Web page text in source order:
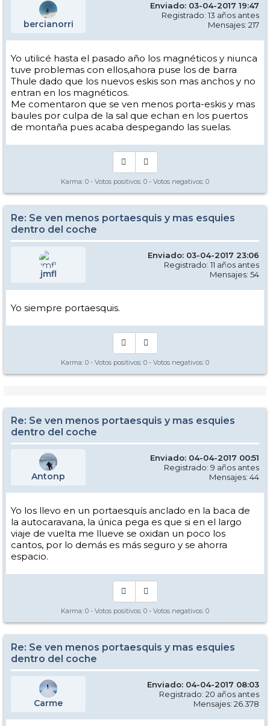
bercianorri
Enviado: 03-04-2017 19:47
Registrado: 13 años antes
Mensajes: 217
Yo utilicé hasta el pasado año los magnéticos y niunca
tuve problemas con ellos,ahora puse los de barra
Thule dado que los nuevos eskis son mas anchos y no
entran en los magnéticos.
Me comentaron que se ven menos porta-eskis y mas
baules por culpa de la sal que echan en los puertos
de montaña pues acaba despegando las suelas.
Karma: 0 - Votos positivos: 0 - Votos negativos: 0
Re: Se ven menos portaesquis y mas esquies
dentro del coche
jmfl
Enviado: 03-04-2017 23:06
Registrado: 11 años antes
Mensajes: 54
Yo siempre portaesquis.
Karma: 0 - Votos positivos: 0 - Votos negativos: 0
Re: Se ven menos portaesquis y mas esquies
dentro del coche
Antonp
Enviado: 04-04-2017 00:51
Registrado: 9 años antes
Mensajes: 44
Yo los llevo en un portaesquís anclado en la baca de
la autocaravana, la única pega es que si en el largo
viaje de vuelta me llueve se oxidan un poco los
cantos, por lo demás es más seguro y se ahorra
espacio.
Karma: 0 - Votos positivos: 0 - Votos negativos: 0
Re: Se ven menos portaesquis y mas esquies
dentro del coche
Carme
Enviado: 04-04-2017 08:03
Registrado: 20 años antes
Mensajes: 26.378